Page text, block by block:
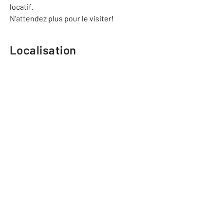
locatif.
N'attendez plus pour le visiter!
Localisation